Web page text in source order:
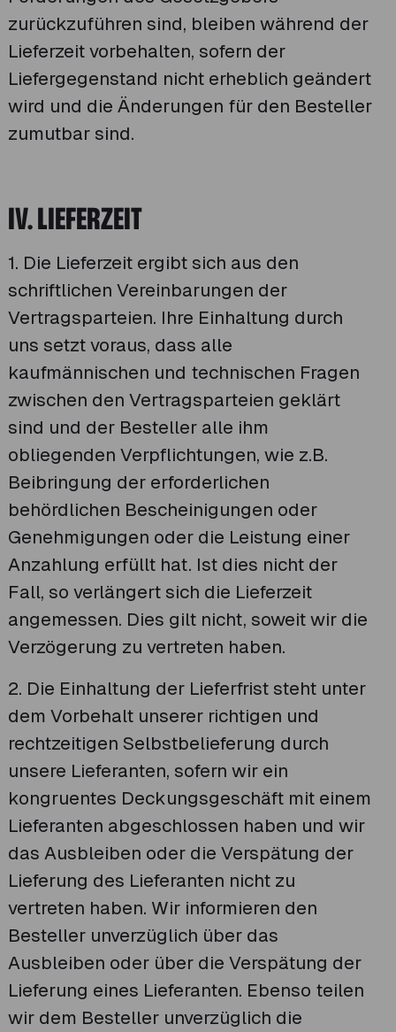
zurückzuführen sind, bleiben während der
Lieferzeit vorbehalten, sofern der
Liefergegenstand nicht erheblich geändert
wird und die Änderungen für den Besteller
zumutbar sind.
IV. LIEFERZEIT
1. Die Lieferzeit ergibt sich aus den
schriftlichen Vereinbarungen der
Vertragsparteien. Ihre Einhaltung durch
uns setzt voraus, dass alle
kaufmännischen und technischen Fragen
zwischen den Vertragsparteien geklärt
sind und der Besteller alle ihm
obliegenden Verpflichtungen, wie z.B.
Beibringung der erforderlichen
behördlichen Bescheinigungen oder
Genehmigungen oder die Leistung einer
Anzahlung erfüllt hat. Ist dies nicht der
Fall, so verlängert sich die Lieferzeit
angemessen. Dies gilt nicht, soweit wir die
Verzögerung zu vertreten haben.
2. Die Einhaltung der Lieferfrist steht unter
dem Vorbehalt unserer richtigen und
rechtzeitigen Selbstbelieferung durch
unsere Lieferanten, sofern wir ein
kongruentes Deckungsgeschäft mit einem
Lieferanten abgeschlossen haben und wir
das Ausbleiben oder die Verspätung der
Lieferung des Lieferanten nicht zu
vertreten haben. Wir informieren den
Besteller unverzüglich über das
Ausbleiben oder über die Verspätung der
Lieferung eines Lieferanten. Ebenso teilen
wir dem Besteller unverzüglich die